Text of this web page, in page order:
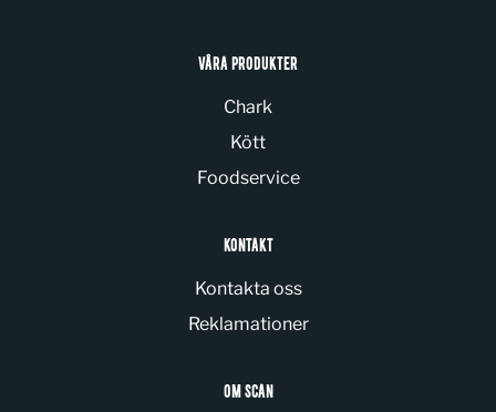
VÅRA PRODUKTER
Chark
Kött
Foodservice
KONTAKT
Kontakta oss
Reklamationer
OM SCAN